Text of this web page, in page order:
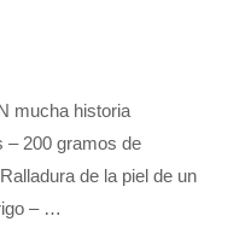
mucha historia
– 200 gramos de
de la piel de un
– …